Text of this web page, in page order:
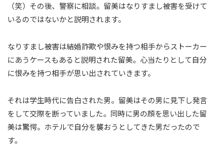
（笑）その後、警察に相談。留美はなりすまし被害を受けて
いるのではないかと説明されます。
なりすまし被害は結婚詐欺や恨みを持つ相手からストーカー
にあうケースもあると説明された留美。心当たりとして自分
に恨みを持つ相手が思い出されていきます。
それは学生時代に告白された男。留美はその男に見下し発言
をして交際を断っていました。同時に男の顔を思い出した留
美は驚愕。ホテルで自分を襲おうとしてきた男だったので
す。